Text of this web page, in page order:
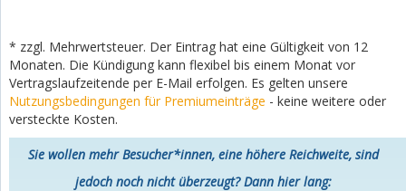
* zzgl. Mehrwertsteuer. Der Eintrag hat eine Gültigkeit von 12
Monaten. Die Kündigung kann flexibel bis einem Monat vor
Vertragslaufzeitende per E-Mail erfolgen. Es gelten unsere
Nutzungsbedingungen für Premiumeinträge - keine weitere oder
versteckte Kosten.
Sie wollen mehr Besucher*innen, eine höhere Reichweite, sind
jedoch noch nicht überzeugt? Dann hier lang: